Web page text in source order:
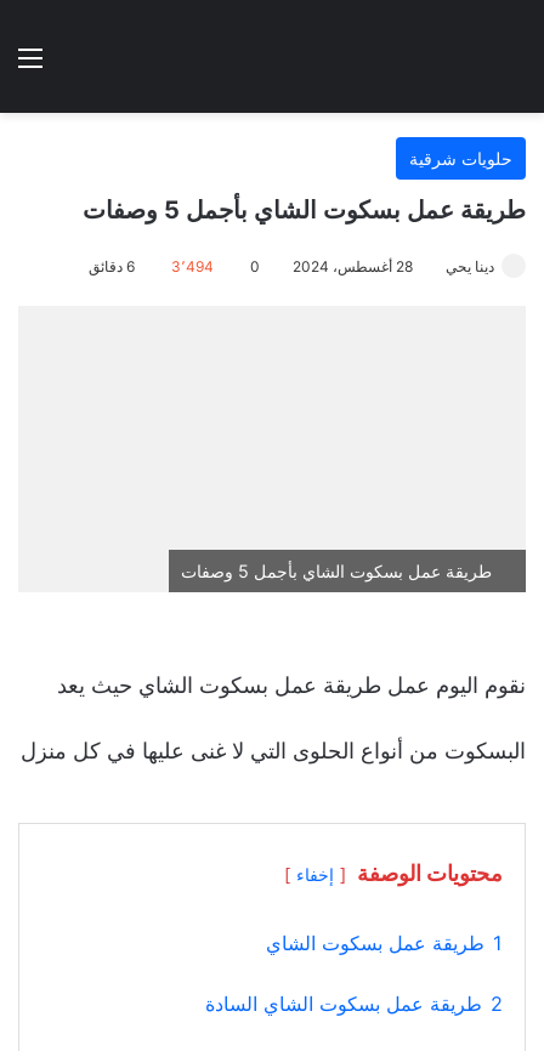
الوضع
حلويات شرقية
طريقة عمل بسكوت الشاي بأجمل 5 وصفات
دينا يحي 28 أغسطس، 2024 0 3٬494
طريقة عمل بسكوت الشاي بأجمل 5 وصفات
نقوم اليوم عمل طريقة عمل بسكوت الشاي حيث يعد
البسكوت من أنواع الحلوى التي لا غنى عليها في كل منزل
محتويات الوصفة إخفاء
1 طريقة عمل بسكوت الشاي
2 طريقة عمل بسكوت الشاي السادة